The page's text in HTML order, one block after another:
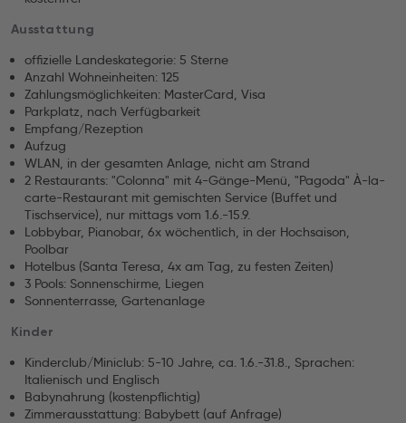
Ausstattung
offizielle Landeskategorie: 5 Sterne
Anzahl Wohneinheiten: 125
Zahlungsmöglichkeiten: MasterCard, Visa
Parkplatz, nach Verfügbarkeit
Empfang/Rezeption
Aufzug
WLAN, in der gesamten Anlage, nicht am Strand
2 Restaurants: "Colonna" mit 4-Gänge-Menü, "Pagoda" À-la-
carte-Restaurant mit gemischten Service (Buffet und
Tischservice), nur mittags vom 1.6.-15.9.
Lobbybar, Pianobar, 6x wöchentlich, in der Hochsaison,
Poolbar
Hotelbus (Santa Teresa, 4x am Tag, zu festen Zeiten)
3 Pools: Sonnenschirme, Liegen
Sonnenterrasse, Gartenanlage
Kinder
Kinderclub/Miniclub: 5-10 Jahre, ca. 1.6.-31.8., Sprachen:
Italienisch und Englisch
Babynahrung (kostenpflichtig)
Zimmerausstattung: Babybett (auf Anfrage)